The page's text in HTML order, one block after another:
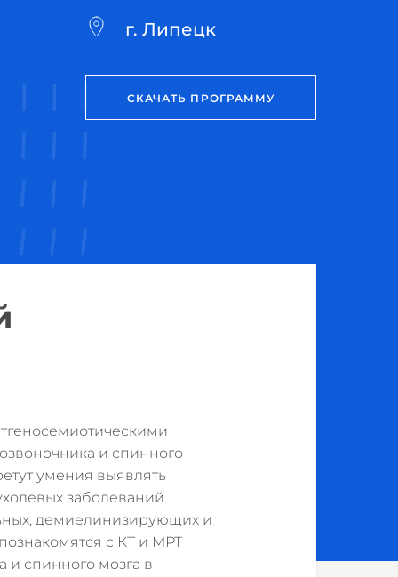
г. Липецк
СКАЧАТЬ ПРОГРАММУ
и спинного
умения выявлять
заболеваний
демиелинизирующих и
с КТ и МРТ
и спинного мозга в